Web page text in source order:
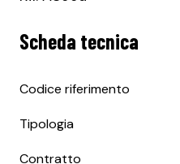
Scheda tecnica
Codice riferimento
Tipologia
Contratto